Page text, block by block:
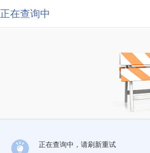
正在查询中
正在查询中，请刷新重试